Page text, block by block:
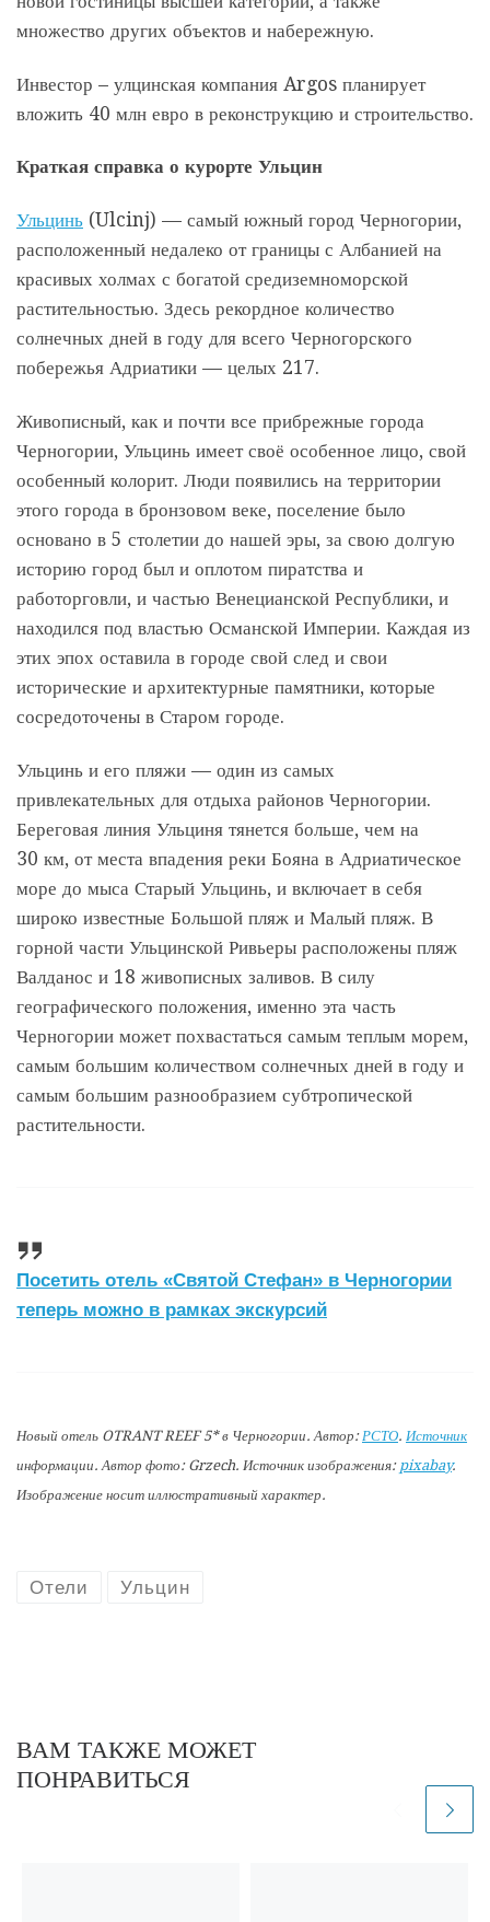
множество других объектов и набережную.
Инвестор – улцинская компания Argos планирует
вложить 40 млн евро в реконструкцию и строительство.
Краткая справка о курорте Ульцин
Ульцинь (Ulcinj) — самый южный город Черногории,
расположенный недалеко от границы с Албанией на
красивых холмах с богатой средиземноморской
растительностью. Здесь рекордное количество
солнечных дней в году для всего Черногорского
побережья Адриатики — целых 217.
Живописный, как и почти все прибрежные города
Черногории, Ульцинь имеет своё особенное лицо, свой
особенный колорит. Люди появились на территории
этого города в бронзовом веке, поселение было
основано в 5 столетии до нашей эры, за свою долгую
историю город был и оплотом пиратства и
работорговли, и частью Венецианской Республики, и
находился под властью Османской Империи. Каждая из
этих эпох оставила в городе свой след и свои
исторические и архитектурные памятники, которые
сосредоточены в Старом городе.
Ульцинь и его пляжи — один из самых
привлекательных для отдыха районов Черногории.
Береговая линия Ульциня тянется больше, чем на
30 км, от места впадения реки Бояна в Адриатическое
море до мыса Старый Ульцинь, и включает в себя
широко известные Большой пляж и Малый пляж. В
горной части Ульцинской Ривьеры расположены пляж
Валданос и 18 живописных заливов. В силу
географического положения, именно эта часть
Черногории может похвастаться самым теплым морем,
самым большим количеством солнечных дней в году и
самым большим разнообразием субтропической
растительности.
Посетить отель «Святой Стефан» в Черногории
теперь можно в рамках экскурсий
Новый отель OTRANT REEF 5* в Черногории. Автор: РСТО. Источник
информации. Автор фото: Grzech. Источник изображения: pixabay.
Изображение носит иллюстративный характер.
Отели Ульцин
ВАМ ТАКЖЕ МОЖЕТ
ПОНРАВИТЬСЯ